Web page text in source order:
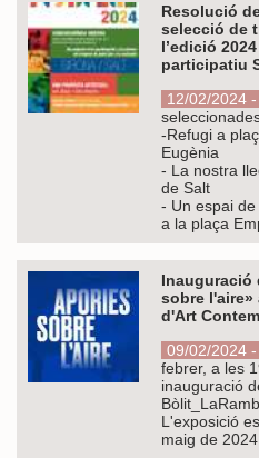
Resolució
selecció de
l’edició
participatiu
12/02/2024
-Refugi a
Eugènia
- La nostra
de Salt
- Un espai
a la plaça
Inauguració
sobre l'aire»
d'Art
09/02/2024
febrer, a les
inauguració
L'exposició
maig de 2024.